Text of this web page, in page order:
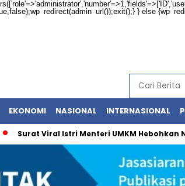
} else
EKONOMI NASIONAL INTERNASIONAL
Surat Viral Istri Menteri UMKM Hebohkan